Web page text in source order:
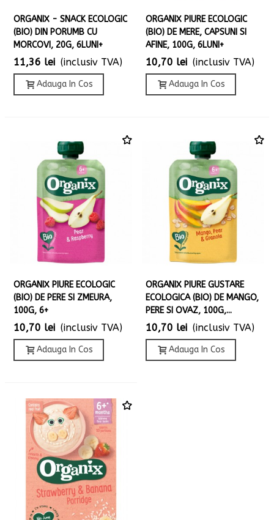
ORGANIX - SNACK ECOLOGIC
(BIO) DIN PORUMB CU
MORCOVI, 20G, 6LUNI+
11,36 lei (inclusiv TVA)
Adauga In Cos
ORGANIX PIURE ECOLOGIC
(BIO) DE MERE, CAPSUNI SI
AFINE, 100G, 6LUNI+
10,70 lei (inclusiv TVA)
Adauga In Cos
ORGANIX PIURE ECOLOGIC
(BIO) DE PERE SI ZMEURA,
100G, 6+
10,70 lei (inclusiv TVA)
Adauga In Cos
ORGANIX PIURE GUSTARE
ECOLOGICA (BIO) DE MANGO,
PERE SI OVAZ, 100G,...
10,70 lei (inclusiv TVA)
Adauga In Cos